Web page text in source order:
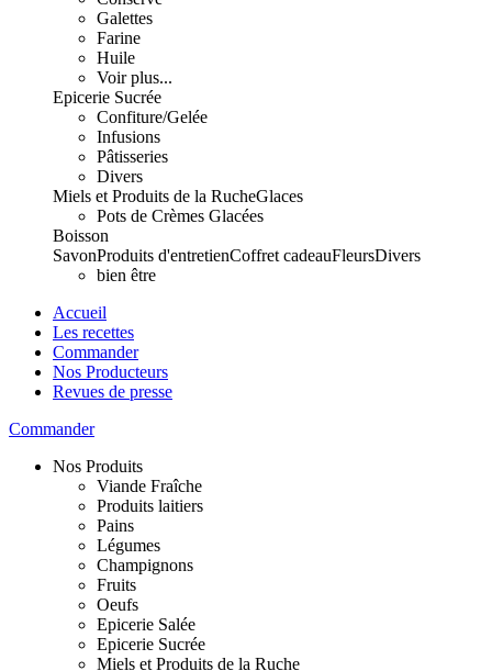
Galettes
Farine
Huile
Voir plus...
Epicerie Sucrée
Confiture/Gelée
Infusions
Pâtisseries
Divers
Miels et Produits de la RucheGlaces
Pots de Crèmes Glacées
Boisson
SavonProduits d'entretienCoffret cadeauFleursDivers
bien être
Accueil
Les recettes
Commander
Nos Producteurs
Revues de presse
Commander
Nos Produits
Viande Fraîche
Produits laitiers
Pains
Légumes
Champignons
Fruits
Oeufs
Epicerie Salée
Epicerie Sucrée
Miels et Produits de la Ruche